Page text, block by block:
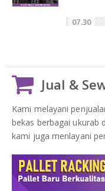
07.30
Jual &
Kami melayani
bekas berbagai ukurab
kami juga menlayani